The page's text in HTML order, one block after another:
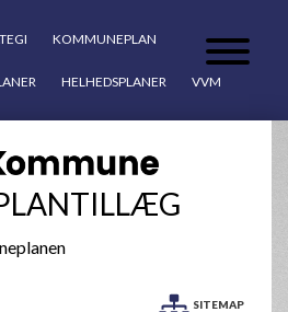
KOMMUNEPLAN
HELHEDSPLANER VVM
SITEMAP